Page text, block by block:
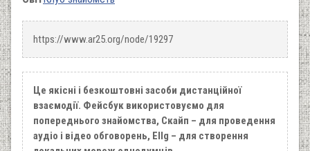
https://www.ar25.org/node/19297
Це якісні і безкоштовні засоби дистанційної
взаємодії. Фейсбук використовуємо для
попереднього знайомства, Скайп – для проведення
аудіо і відео обговорень, Ellg – для створення